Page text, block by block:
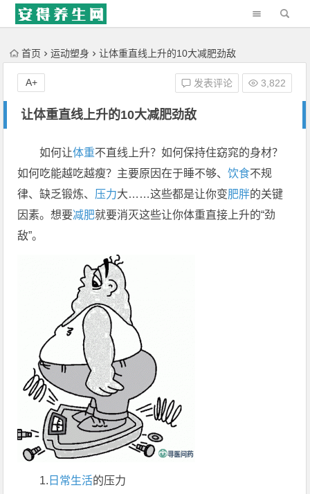
'); })();
首页 运动塑身 让体重直线上升的10大减肥劲敌
让体重直线上升的10大减肥劲敌
发表评论 3,822
A+
如何让体重不直线上升？如何保持住窈窕的身材？
如何吃能越吃越瘦？主要原因在于睡不够、饮食不规
律、缺乏锻炼、 压力大……这些都是让你变肥胖的关键
因素。想要减肥就要消灭这些让你体重直接上升的“劲
敌”。
1. 日常生活的压力